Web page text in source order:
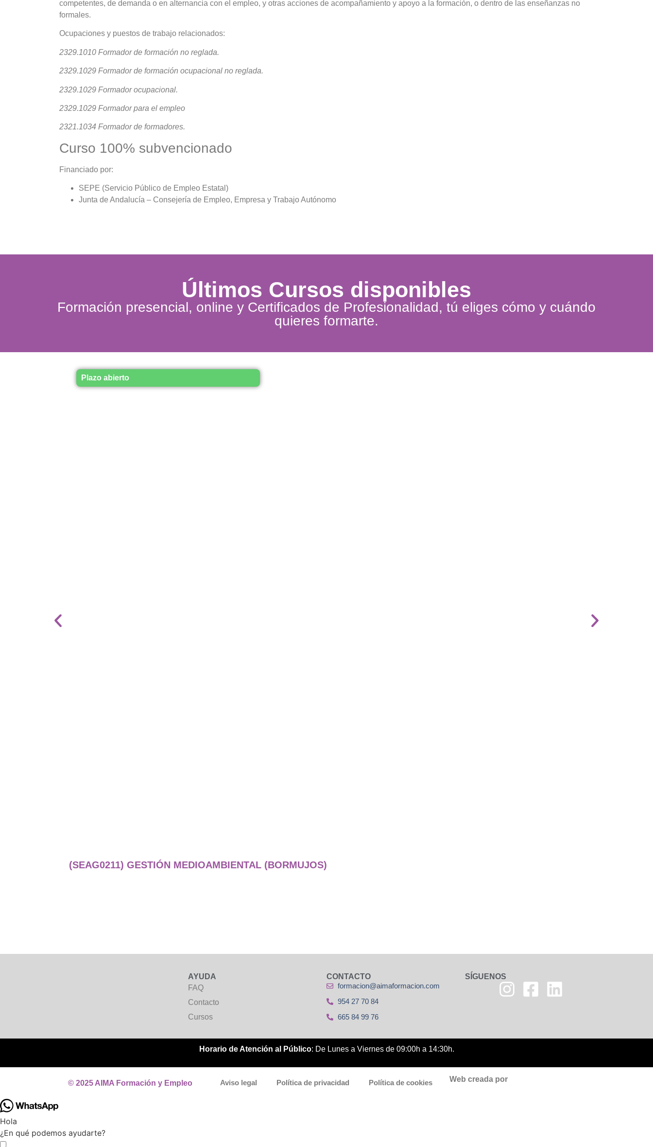
competentes, de demanda o en alternancia con el empleo, y otras acciones de acompañamiento y apoyo a la formación, o dentro de las enseñanzas no
formales.
Ocupaciones y puestos de trabajo relacionados:
2329.1010 Formador de formación no reglada.
2329.1029 Formador de formación ocupacional no reglada.
2329.1029 Formador ocupacional.
2329.1029 Formador para el empleo
2321.1034 Formador de formadores.
Curso 100% subvencionado
Financiado por:
SEPE (Servicio Público de Empleo Estatal)
Junta de Andalucía – Consejería de Empleo, Empresa y Trabajo Autónomo
Últimos Cursos disponibles
Formación presencial, online y Certificados de Profesionalidad, tú eliges cómo y cuándo
quieres formarte.
Plazo abierto
(SEAG0211) GESTIÓN MEDIOAMBIENTAL (BORMUJOS)
AYUDA
FAQ
Contacto
Cursos
CONTACTO
formacion@aimaformacion.com
954 27 70 84
665 84 99 76
SÍGUENOS
Horario de Atención al Público: De Lunes a Viernes de 09:00h a 14:30h.
© 2025 AIMA Formación y Empleo Aviso legal Política de privacidad Política de cookies Web creada por
Hola
¿En qué podemos ayudarte?